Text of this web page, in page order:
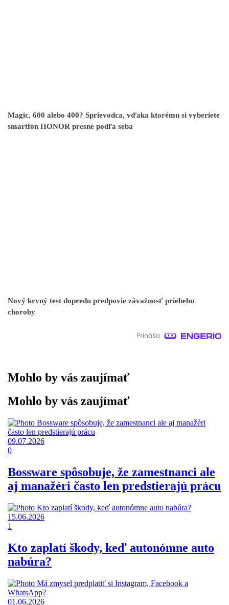
Magic, 600 alebo 400? Sprievodca, vďaka ktorému si vyberiete
smartfón HONOR presne podľa seba
Nový krvný test dopredu predpovie závažnosť priebehu
choroby
Mohlo by vás zaujímať
Mohlo by vás zaujímať
09.07.2026
0
Bossware spôsobuje, že zamestnanci ale
aj manažéri často len predstierajú prácu
15.06.2026
1
Kto zaplatí škody, keď autonómne auto
nabúra?
01.06.2026